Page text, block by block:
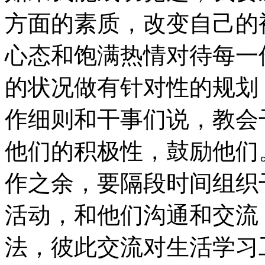
方面的素质，改变自己
心态和饱满热情对待每
的状况做有针对性的规
作细则和干事们说，教
他们的积极性，鼓励他
作之余，要隔段时间组
活动，和他们沟通和交
法，彼此交流对生活学